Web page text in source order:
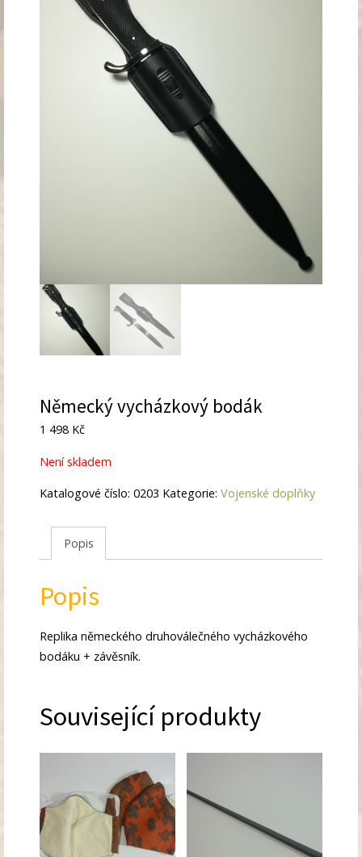
Německý vycházkový bodák
1 498 Kč
Není skladem
Katalogové číslo: 0203 Kategorie: Vojenské doplňky
Popis
Popis
Replika německého druhoválečného vycházkového
bodáku + závěsník.
Související produkty